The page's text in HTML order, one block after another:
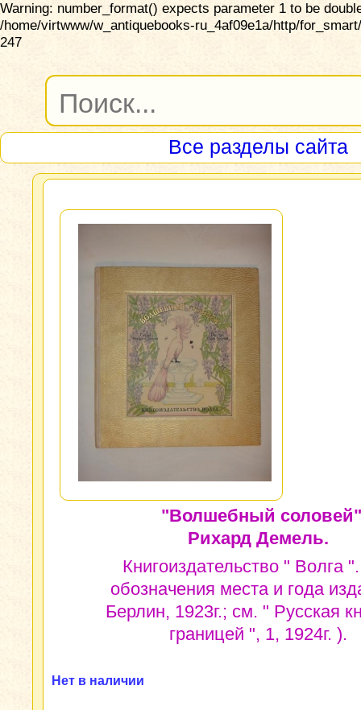
Warning: number_format() expects parameter 1 to be
/home/virtwww/w_antiquebooks-ru_4af09e1a/http/
247
Все разделы сайта
"Волшебный
Рихард Демель.
Книгоиздательство " Волга
обозначения места и года
Берлин, 1923г.; см. " Русская
границей ", 1, 1924г. ).
Нет в наличии